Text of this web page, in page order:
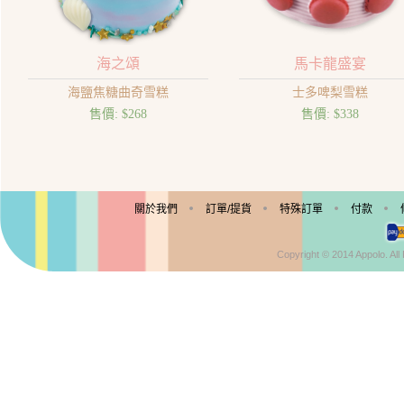
海之頌
海鹽焦糖曲奇雪糕
售價: $268
馬卡龍盛宴
士多啤梨雪糕
售價: $338
關於我們 訂單/提貨 特殊訂單 付款
© Enjoy Appolo Ice Cream
Copyright © 2014 Appolo.